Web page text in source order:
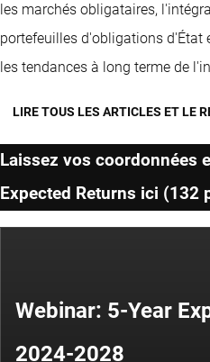
les marchés obligataires,
portefeuilles d'obligations d'État
les tendances à long terme de
LIRE TOUS LES ARTICLES ET LE
Laissez vos coordonnées
Expected Returns ici (132
Webinar: 5-Year
2024-2028